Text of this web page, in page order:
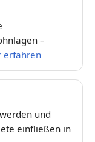
–
erfahren
und
einfließen in